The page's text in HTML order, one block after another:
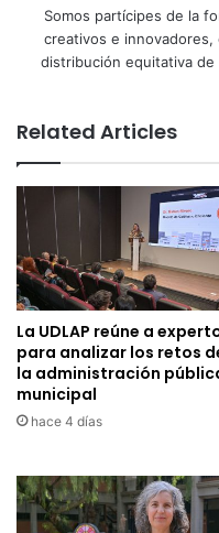
Somos partícipes de la
creativos e innovadores,
distribución equitativa de
Related Articles
La UDLAP reúne a
para analizar los retos
la administración
municipal
hace 4 días